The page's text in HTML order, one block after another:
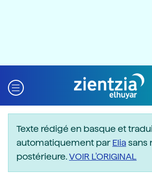
Texte rédigé en basque et
automatiquement parEliasans
postérieure.VOIR L'ORIGINAL